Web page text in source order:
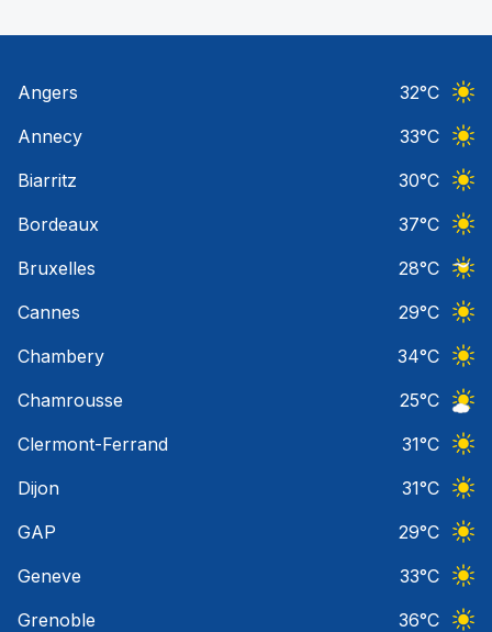
Angers 32°C
Annecy
33°C
Biarritz
30°C
Bordeaux
37°C
Bruxelles
28°C
Cannes
29°C
Chambery
34°C
Chamrousse
25°C
Clermont-Ferrand
31°C
Dijon
31°C
GAP
29°C
Geneve
33°C
Grenoble
36°C